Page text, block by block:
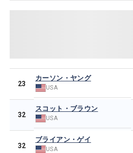
23
カーソン・ヤング
USA
32
スコット・ブラウン
USA
32
ブライアン・ゲイ
USA